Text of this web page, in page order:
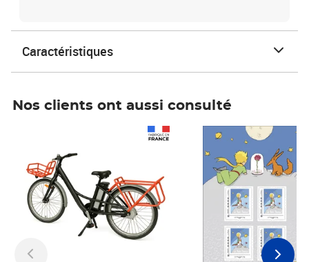
Caractéristiques
Nos clients ont aussi consulté
Prix 6,25€ HT